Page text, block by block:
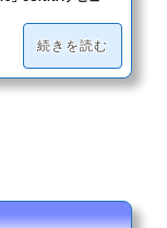
続きを読む